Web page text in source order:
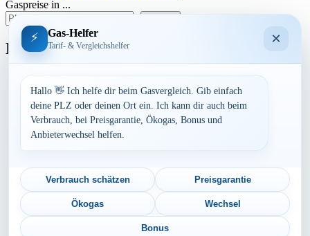
Gaspreise in ...
Bundesland
Bayern
Berlin
Brandenburg
Hamburg
Mecklenburg-Vorpommern
Niedersachsen
Nordrhein-Westfalen
Rheinland-Pfalz
Saarland
⚡ Gas-Helfer
Tarif- & Vergleichshelfer ×
Hallo 👋 Ich helfe dir beim Gasvergleich. Gib einfach
deine PLZ oder deinen Ort ein. Ich kann dir auch beim
Verbrauch, bei Preisgarantie, Ökogas, Bonus und
Anbieterwechsel helfen.
Verbrauch schätzen Preisgarantie
Ökogas Wechsel
Bonus